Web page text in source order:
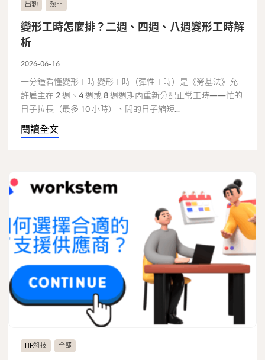
出勤 熱門
變形工時怎麼排？二週、四週、八週變形工時解
析
2026-06-16
一分鐘看懂變形工時 變形工時（彈性工時）是《勞基法》允
許雇主在 2 週、4 週或 8 週週期內重新分配正常工時——忙的
日子拉長（最多 10 小時）、閒的日子縮短...
閱讀全文
HR科技 全部